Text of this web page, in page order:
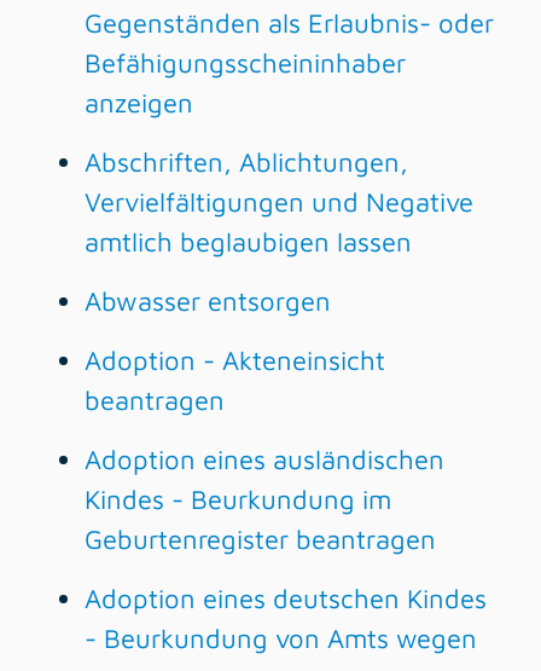
Gegenständen als Erlaubnis- oder
Befähigungsscheininhaber
anzeigen
Abschriften, Ablichtungen,
Vervielfältigungen und Negative
amtlich beglaubigen lassen
Abwasser entsorgen
Adoption - Akteneinsicht
beantragen
Adoption eines ausländischen
Kindes - Beurkundung im
Geburtenregister beantragen
Adoption eines deutschen Kindes
- Beurkundung von Amts wegen